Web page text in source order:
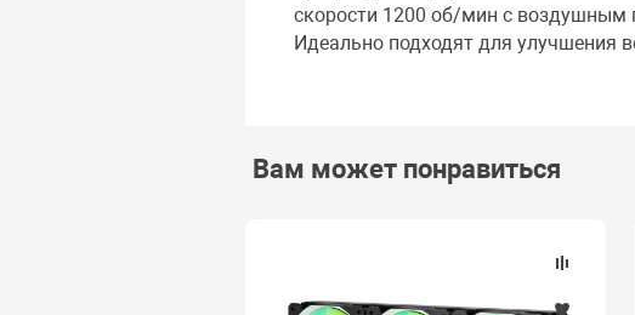
скорости 1200 об/мин с воздушным
Идеально подходят для улучшения
Вам может понравиться